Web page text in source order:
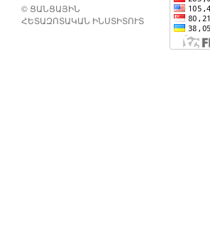
© ՑԱՆՑԱՅԻՆ
ՀԵՏԱԶՈՏԱԿԱՆ ԻՆՍՏԻՏՈՒՏ